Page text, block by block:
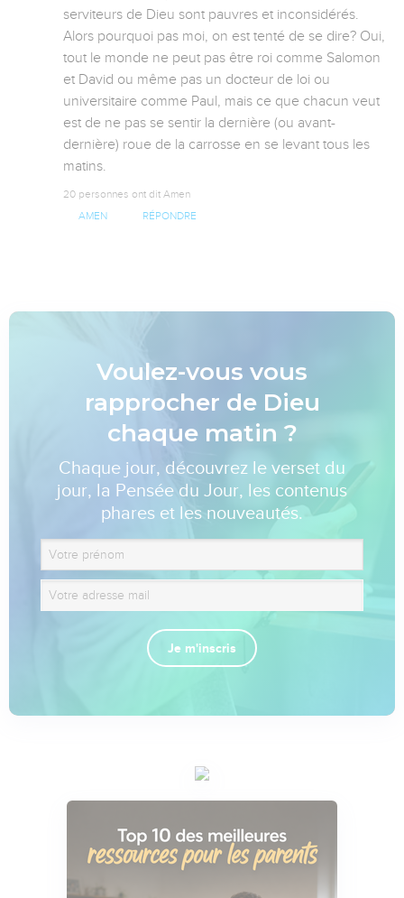
serviteurs de Dieu sont pauvres et inconsidérés.
Alors pourquoi pas moi, on est tenté de se dire? Oui,
tout le monde ne peut pas être roi comme Salomon
et David ou même pas un docteur de loi ou
universitaire comme Paul, mais ce que chacun veut
est de ne pas se sentir la dernière (ou avant-
dernière) roue de la carrosse en se levant tous les
matins.
20 personnes ont dit Amen
AMEN RÉPONDRE
Voulez-vous vous
rapprocher de Dieu
chaque matin ?
Chaque jour, découvrez le verset du
jour, la Pensée du Jour, les contenus
phares et les nouveautés.
Je m'inscris